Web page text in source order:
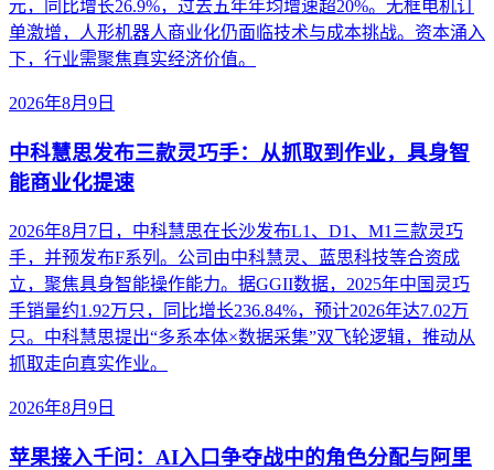
元，同比增长26.9%，过去五年年均增速超20%。无框电机订
单激增，人形机器人商业化仍面临技术与成本挑战。资本涌入
下，行业需聚焦真实经济价值。
2026年8月9日
中科慧思发布三款灵巧手：从抓取到作业，具身智
能商业化提速
2026年8月7日，中科慧思在长沙发布L1、D1、M1三款灵巧
手，并预发布F系列。公司由中科慧灵、蓝思科技等合资成
立，聚焦具身智能操作能力。据GGII数据，2025年中国灵巧
手销量约1.92万只，同比增长236.84%，预计2026年达7.02万
只。中科慧思提出“多系本体×数据采集”双飞轮逻辑，推动从
抓取走向真实作业。
2026年8月9日
苹果接入千问：AI入口争夺战中的角色分配与阿里